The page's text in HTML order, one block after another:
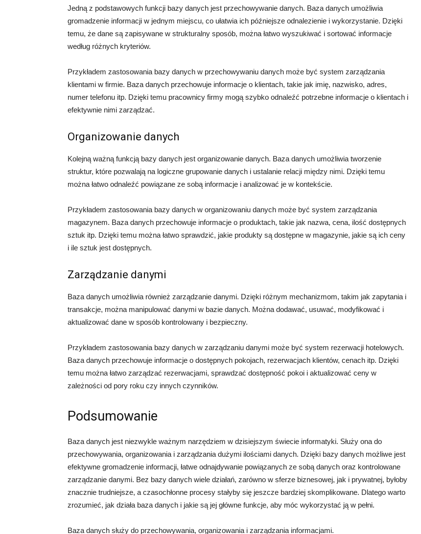
Jedną z podstawowych funkcji bazy danych jest przechowywanie danych. Baza danych umożliwia
gromadzenie informacji w jednym miejscu, co ułatwia ich późniejsze odnalezienie i wykorzystanie. Dzięki
temu, że dane są zapisywane w strukturalny sposób, można łatwo wyszukiwać i sortować informacje
według różnych kryteriów.
Przykładem zastosowania bazy danych w przechowywaniu danych może być system zarządzania
klientami w firmie. Baza danych przechowuje informacje o klientach, takie jak imię, nazwisko, adres,
numer telefonu itp. Dzięki temu pracownicy firmy mogą szybko odnaleźć potrzebne informacje o klientach i
efektywnie nimi zarządzać.
Organizowanie danych
Kolejną ważną funkcją bazy danych jest organizowanie danych. Baza danych umożliwia tworzenie
struktur, które pozwalają na logiczne grupowanie danych i ustalanie relacji między nimi. Dzięki temu
można łatwo odnaleźć powiązane ze sobą informacje i analizować je w kontekście.
Przykładem zastosowania bazy danych w organizowaniu danych może być system zarządzania
magazynem. Baza danych przechowuje informacje o produktach, takie jak nazwa, cena, ilość dostępnych
sztuk itp. Dzięki temu można łatwo sprawdzić, jakie produkty są dostępne w magazynie, jakie są ich ceny
i ile sztuk jest dostępnych.
Zarządzanie danymi
Baza danych umożliwia również zarządzanie danymi. Dzięki różnym mechanizmom, takim jak zapytania i
transakcje, można manipulować danymi w bazie danych. Można dodawać, usuwać, modyfikować i
aktualizować dane w sposób kontrolowany i bezpieczny.
Przykładem zastosowania bazy danych w zarządzaniu danymi może być system rezerwacji hotelowych.
Baza danych przechowuje informacje o dostępnych pokojach, rezerwacjach klientów, cenach itp. Dzięki
temu można łatwo zarządzać rezerwacjami, sprawdzać dostępność pokoi i aktualizować ceny w
zależności od pory roku czy innych czynników.
Podsumowanie
Baza danych jest niezwykle ważnym narzędziem w dzisiejszym świecie informatyki. Służy ona do
przechowywania, organizowania i zarządzania dużymi ilościami danych. Dzięki bazy danych możliwe jest
efektywne gromadzenie informacji, łatwe odnajdywanie powiązanych ze sobą danych oraz kontrolowane
zarządzanie danymi. Bez bazy danych wiele działań, zarówno w sferze biznesowej, jak i prywatnej, byłoby
znacznie trudniejsze, a czasochłonne procesy stałyby się jeszcze bardziej skomplikowane. Dlatego warto
zrozumieć, jak działa baza danych i jakie są jej główne funkcje, aby móc wykorzystać ją w pełni.
Baza danych służy do przechowywania, organizowania i zarządzania informacjami.